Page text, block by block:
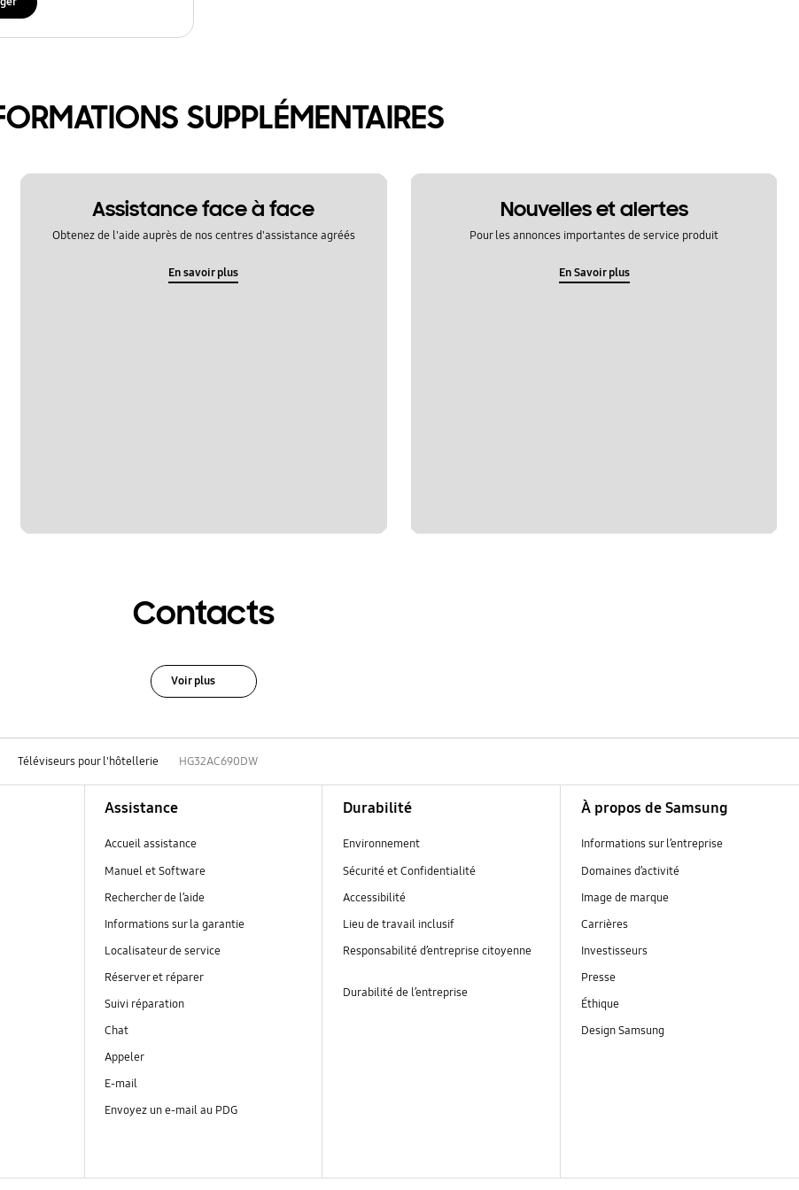
SUPPLÉMENTAIRES
Assistance face à face
Obtenez de l'aide auprès de nos centres d'assistance agréés
En savoir plus
Nouvelles et alertes
Pour les annonces importantes de service produit
En Savoir plus
Contacts
Voir plus
Téléviseurs pour l'hôtellerie HG32AC690DW
Assistance
Accueil assistance
Manuel et Software
Rechercher de l’aide
Informations sur la garantie
Localisateur de service
Réserver et réparer
Suivi réparation
Chat
Appeler
E-mail
Envoyez un e-mail au PDG
Durabilité
Environnement
Sécurité et Confidentialité
Accessibilité
Lieu de travail inclusif
Responsabilité d’entreprise citoyenne
Durabilité de l’entreprise
À propos de Samsung
Informations sur l’entreprise
Domaines d’activité
Image de marque
Carrières
Investisseurs
Presse
Éthique
Design Samsung